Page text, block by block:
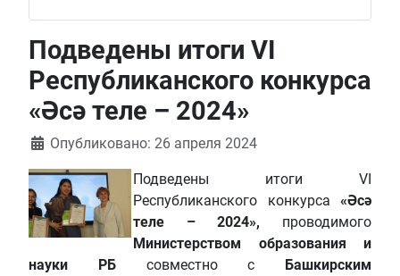
Подведены итоги VI
Республиканского конкурса
«Әсә теле – 2024»
Информация о материале
Опубликовано: 26 апреля 2024
Подведены итоги VI
Республиканского конкурса «Әсә
теле – 2024», проводимого
Министерством образования и
науки РБсовместно с
Башкирским